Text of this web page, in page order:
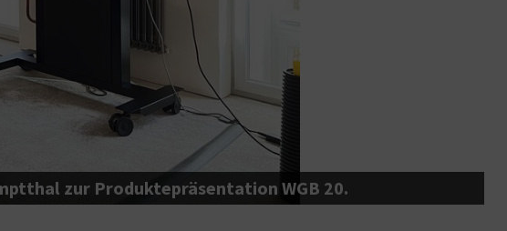
zur Produktepräsentation WGB 20.